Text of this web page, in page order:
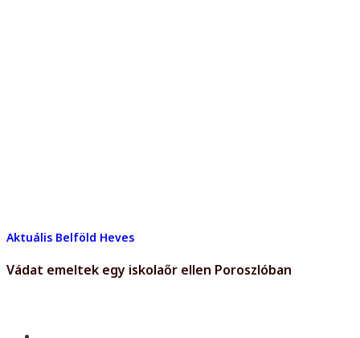
Aktuális Belföld Heves
Vádat emeltek egy iskolaőr ellen Poroszlóban